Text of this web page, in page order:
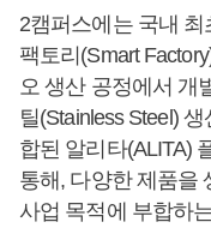
2캠퍼스에는 국내
팩토리(Smart
오 생산 공정에서 개
틸(Stainless Steel)
합된 알리타(ALITA)
통해, 다양한 제품을
사업 목적에 부합하